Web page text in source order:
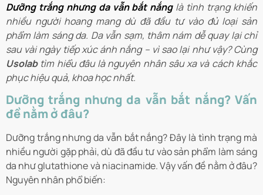
Dưỡng trắng nhưng da vẫn bắt nắnglà tình trạng khiến
nhiều người hoang mang dù đã đầu tư vào đủ loại sản
phẩm làm sáng da. Da vẫn sạm, thâm nám dễ quay lại chỉ
sau vài ngày tiếp xúc ánh nắng – vì sao lại như vậy? Cùng
Usolab tìm hiểu đâu là nguyên nhân sâu xa và cách khắc
phục hiệu quả, khoa học nhất.
Dưỡng trắng nhưng da vẫn bắt nắng? Vấn
đề nằm ở đâu?
Dưỡng trắng nhưng da vẫn bắt nắng? Đây là tình trạng mà
nhiều người gặp phải, dù đã đầu tư vào sản phẩm làm sáng
da như glutathione và niacinamide. Vậy vấn đề nằm ở đâu?
Nguyên nhân phổ biến: